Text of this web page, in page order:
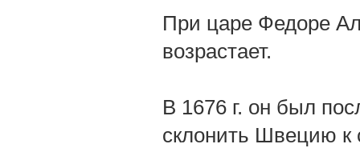
При царе Федоре
возрастает.
В 1676 г. он был
склонить Швецию к